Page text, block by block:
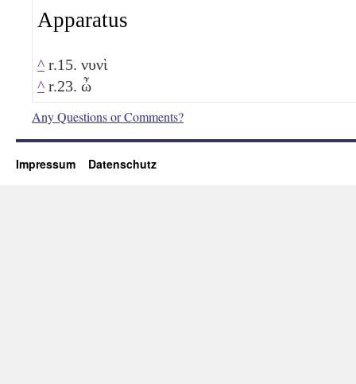
Apparatus
^ r.15. νυνὶ
^ r.23. ὦ
Any Questions or Comments?
Impressum Datenschutz